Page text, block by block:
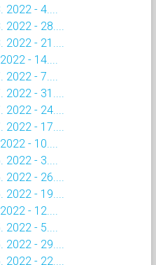
- 4....
- 28....
- 21....
- 14....
- 7....
- 31....
- 24....
- 17....
- 10....
- 3....
- 26....
- 19....
- 12....
- 5....
- 29....
- 22....